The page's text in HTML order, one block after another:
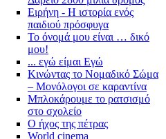
Ειρήνη - Η ιστορία ενός
παιδιού πρόσφυγα
Το όνομά μου είναι … δικό
μου!
... εγώ είμαι Εγώ
Κινώντας το Νομαδικό Σώμα
– Μονόλογοι σε καραντίνα
Μπλοκάρουμε το ρατσισμό
στο σχολείο
Ο ήχος της πέτρας
World cinema